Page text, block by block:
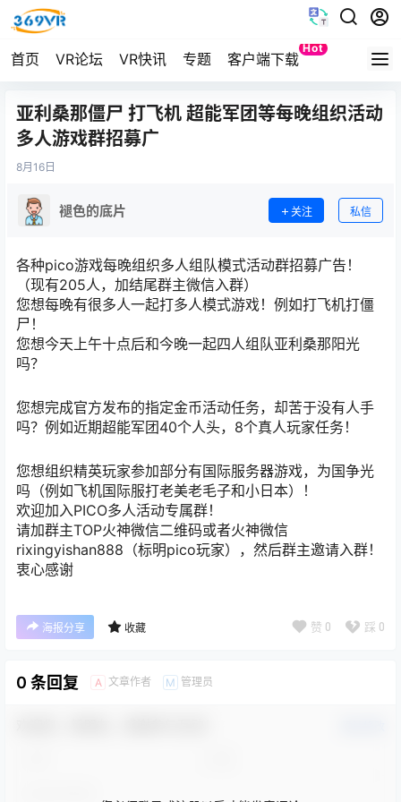
首页 VR论坛 VR快讯 专题 客户端下载
Hot
Quest
亚利桑那僵尸 打飞机 超能军团等每晚组织活动
多人游戏群招募广
8月 16日
褪色的底片 关注 私信
各种pico游戏每晚组织多人组队模式活动群招募广告！
（现有205人，加结尾群主微信入群）
您想每晚有很多人一起打多人模式游戏！例如打飞机打僵
尸！
您想今天上午十点后和今晚一起四人组队亚利桑那阳光
吗？
您想完成官方发布的指定金币活动任务，却苦于没有人手
吗？例如近期超能军团40个人头，8个真人玩家任务！
您想组织精英玩家参加部分有国际服务器游戏，为国争光
吗（例如飞机国际服打老美老毛子和小日本）！
欢迎加入PICO多人活动专属群！
请加群主TOP火神微信二维码或者火神微信
rixingyishan888（标明pico玩家），然后群主邀请入群！
衷心感谢
海报分享 收藏 赞 0 踩 0
0 条回复 A 文章作者 M 管理员